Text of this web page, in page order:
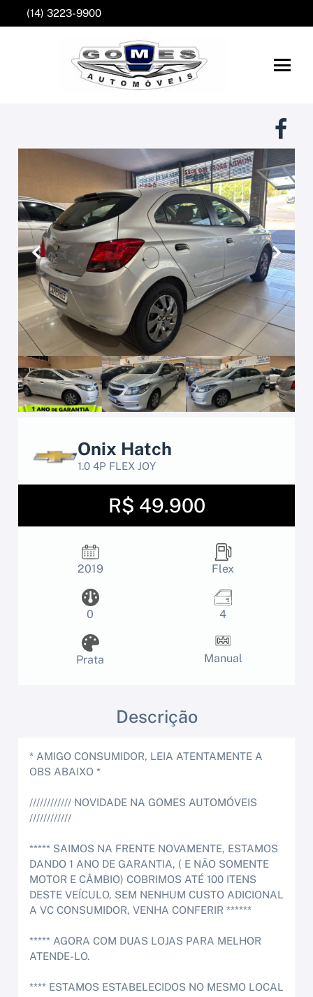
(14) 3223-9900
Onix Hatch
1.0 4P FLEX JOY
R$ 49.900
2019 Flex
0 4
Prata Manual
Anterior Próximo
Descrição
* AMIGO CONSUMIDOR, LEIA ATENTAMENTE A
OBS ABAIXO *
//////////// NOVIDADE NA GOMES AUTOMÓVEIS
////////////
***** SAIMOS NA FRENTE NOVAMENTE, ESTAMOS
DANDO 1 ANO DE GARANTIA, ( E NÃO SOMENTE
MOTOR E CÂMBIO) COBRIMOS ATÉ 100 ITENS
DESTE VEÍCULO, SEM NENHUM CUSTO ADICIONAL
A VC CONSUMIDOR, VENHA CONFERIR ******
***** AGORA COM DUAS LOJAS PARA MELHOR
ATENDE-LO.
**** ESTAMOS ESTABELECIDOS NO MESMO LOCAL